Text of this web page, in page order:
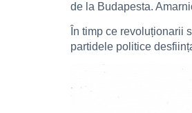
de la Budapesta.
În timp ce revoluționarii
partidele politice